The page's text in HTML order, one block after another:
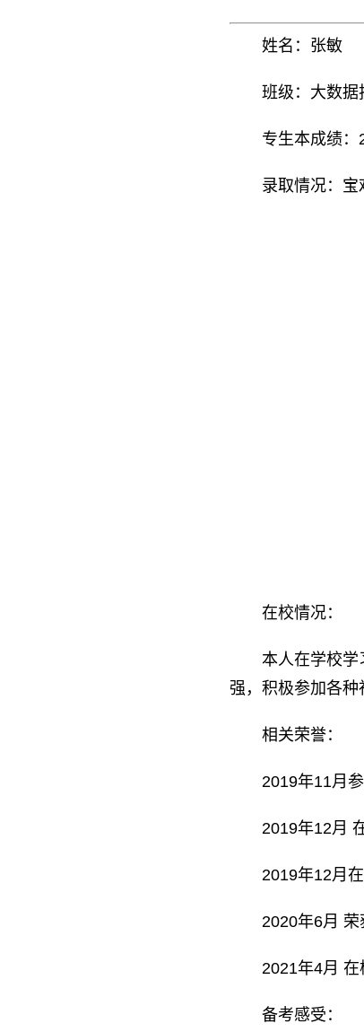
姓名：张敏
班级：大数据
专生本成绩：
录取情况：
在校情况：
本人在学校学
强，积极参加各种
相关荣誉：
2019年11月
2019年12月
2019年12月
2020年6月 荣
2021年4月 在
备考感受：